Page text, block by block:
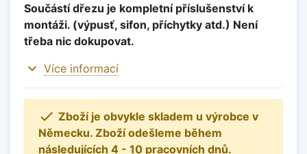
Součástí dřezu je kompletní příslušenství k
montáži. (výpusť, sifon, příchytky atd.) Není
třeba nic dokupovat.
expand_more Více informací
 Zboží je obvykle skladem u výrobce v
Německu. Zboží odešleme během
následujících 4 - 10 pracovních dnů.